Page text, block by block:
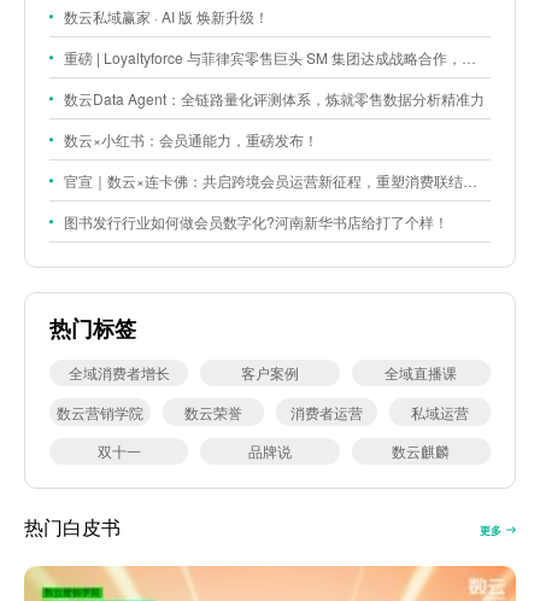
数云私域赢家 · AI 版 焕新升级！
重磅 | Loyaltyforce 与菲律宾零售巨头 SM 集团达成战略合作，携手开启 SMAC 会员数智化运营新征程
数云Data Agent：全链路量化评测体系，炼就零售数据分析精准力
数云×小红书：会员通能力，重磅发布！
官宣｜数云×连卡佛：共启跨境会员运营新征程，重塑消费联结新体验
图书发行行业如何做会员数字化?河南新华书店给打了个样！
热门标签
全域消费者增长 客户案例
全域直播课
数云营销学院
数云荣誉 消费者运营
私域运营
双十一
品牌说 数云麒麟
热门白皮书 更多